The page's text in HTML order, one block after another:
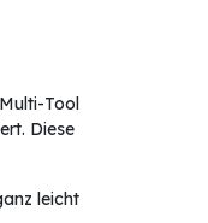
Tool
Diese
leicht